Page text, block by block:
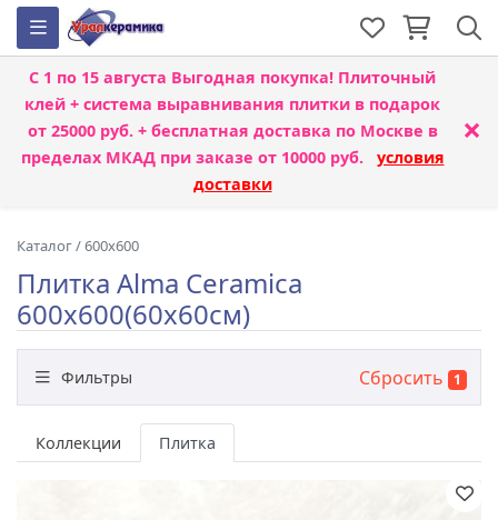
С 1 по 15 августа Выгодная покупка! Плиточный
клей + система выравнивания плитки в подарок
от 25000 руб. + бесплатная доставка по Москве в
пределах МКАД при заказе от 10000 руб. условия
доставки
×
Каталог/600x600
Плитка Alma Ceramica
600x600(60x60см)
Фильтры Сбросить 1
Коллекции Плитка